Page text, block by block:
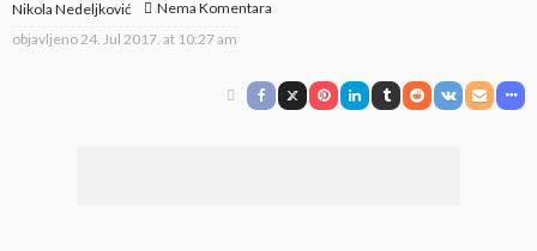
Nikola Nedeljković
Nema Komentara
objavljeno 24. Jul 2017. at 10:27 am